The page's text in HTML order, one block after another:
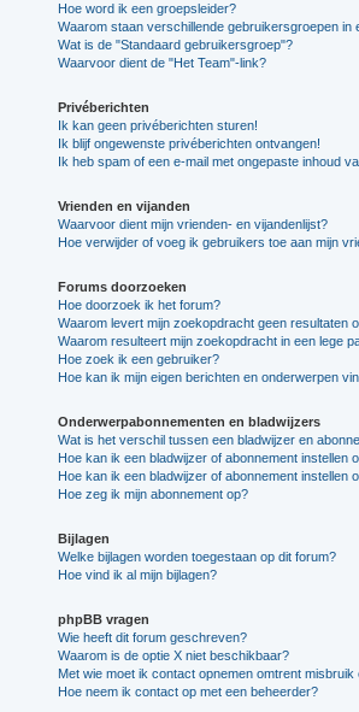
Hoe word ik een groepsleider?
Waarom staan verschillende gebruikersgroepen in
Wat is de "Standaard gebruikersgroep"?
Waarvoor dient de "Het Team"-link?
Privéberichten
Ik kan geen privéberichten sturen!
Ik blijf ongewenste privéberichten ontvangen!
Ik heb spam of een e-mail met ongepaste inhoud
Vrienden en vijanden
Waarvoor dient mijn vrienden- en vijandenlijst?
Hoe verwijder of voeg ik gebruikers toe aan mijn
Forums doorzoeken
Hoe doorzoek ik het forum?
Waarom levert mijn zoekopdracht geen resultaten
Waarom resulteert mijn zoekopdracht in een lege
Hoe zoek ik een gebruiker?
Hoe kan ik mijn eigen berichten en onderwerpen
Onderwerpabonnementen en bladwijzers
Wat is het verschil tussen een bladwijzer en
Hoe kan ik een bladwijzer of abonnement instellen
Hoe kan ik een bladwijzer of abonnement instellen
Hoe zeg ik mijn abonnement op?
Bijlagen
Welke bijlagen worden toegestaan op dit forum?
Hoe vind ik al mijn bijlagen?
phpBB vragen
Wie heeft dit forum geschreven?
Waarom is de optie X niet beschikbaar?
Met wie moet ik contact opnemen omtrent
Hoe neem ik contact op met een beheerder?